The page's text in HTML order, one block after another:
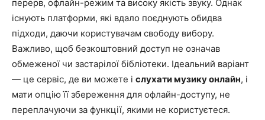
перерв, офлайн-режим та високу якість звуку. Однак
існують платформи, які вдало поєднують обидва
підходи, даючи користувачам свободу вибору.
Важливо, щоб безкоштовний доступ не означав
обмеженої чи застарілої бібліотеки. Ідеальний варіант
— це сервіс, де ви можете і слухати музику онлайн, і
мати опцію її збереження для офлайн-доступу, не
переплачуючи за функції, якими не користуєтеся.